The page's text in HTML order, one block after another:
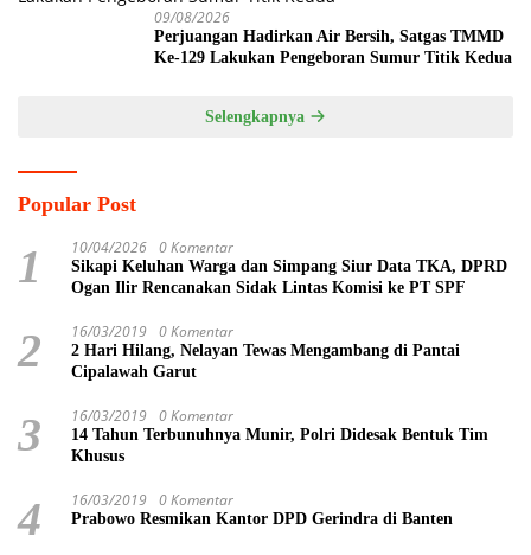
09/08/2026
Perjuangan Hadirkan Air Bersih, Satgas TMMD
Ke-129 Lakukan Pengeboran Sumur Titik Kedua
Selengkapnya
Popular Post
1 10/04/2026 0 Komentar
Sikapi Keluhan Warga dan Simpang Siur Data TKA, DPRD
Ogan Ilir Rencanakan Sidak Lintas Komisi ke PT SPF
2 16/03/2019 0 Komentar
2 Hari Hilang, Nelayan Tewas Mengambang di Pantai
Cipalawah Garut
3 16/03/2019 0 Komentar
14 Tahun Terbunuhnya Munir, Polri Didesak Bentuk Tim
Khusus
4 16/03/2019 0 Komentar
Prabowo Resmikan Kantor DPD Gerindra di Banten